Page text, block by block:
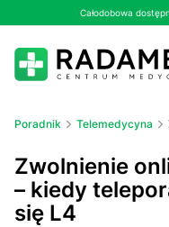
Całodobowa
Poradnik Telemedycyna
Zwolnienie
– kiedy
się L4